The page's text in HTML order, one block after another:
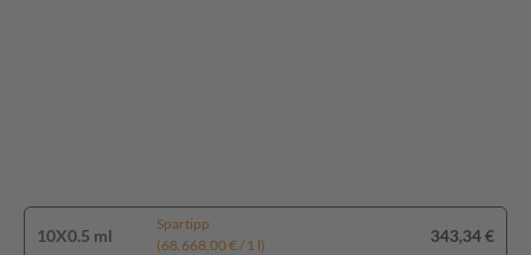
10X0.5 ml
Spartipp
(68.668,00 € / 1 l)
343,34 €